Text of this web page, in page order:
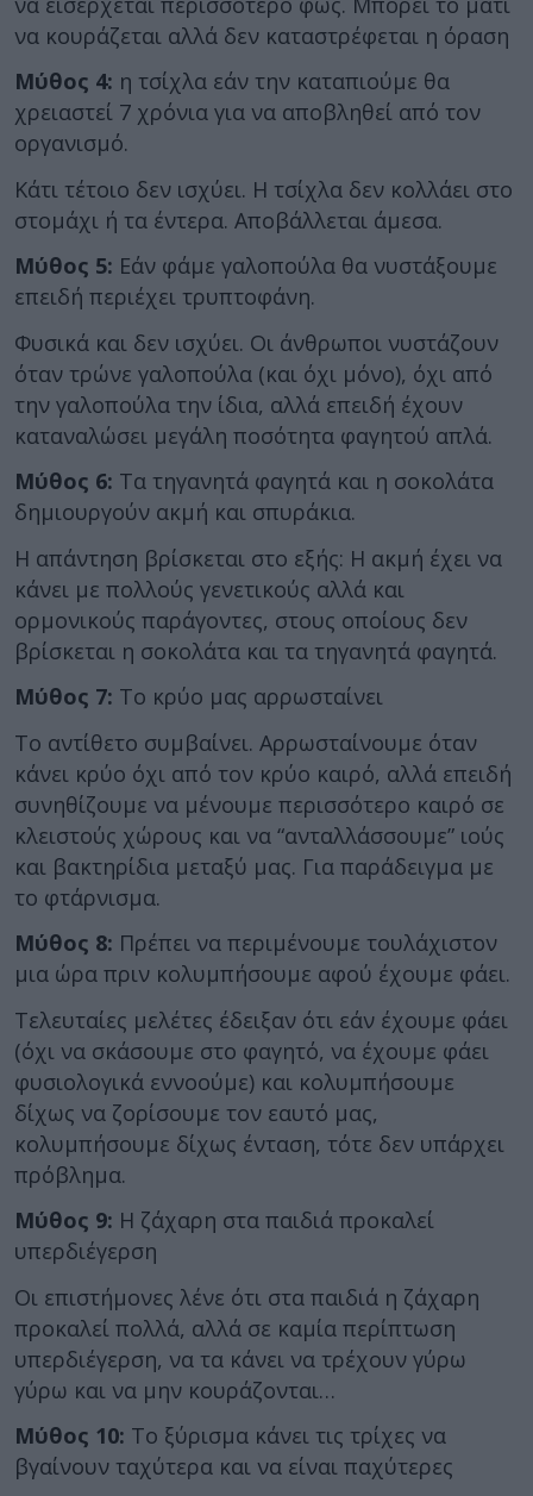
να κουράζεται αλλά δεν καταστρέφεται η όραση
Μύθος 4: η τσίχλα εάν την καταπιούμε θα
χρειαστεί 7 χρόνια για να αποβληθεί από τον
οργανισμό.
Κάτι τέτοιο δεν ισχύει. Η τσίχλα δεν κολλάει στο
στομάχι ή τα έντερα. Αποβάλλεται άμεσα.
Μύθος 5: Εάν φάμε γαλοπούλα θα νυστάξουμε
επειδή περιέχει τρυπτοφάνη.
Φυσικά και δεν ισχύει. Οι άνθρωποι νυστάζουν
όταν τρώνε γαλοπούλα (και όχι μόνο), όχι από
την γαλοπούλα την ίδια, αλλά επειδή έχουν
καταναλώσει μεγάλη ποσότητα φαγητού απλά.
Μύθος 6: Τα τηγανητά φαγητά και η σοκολάτα
δημιουργούν ακμή και σπυράκια.
Η απάντηση βρίσκεται στο εξής: Η ακμή έχει να
κάνει με πολλούς γενετικούς αλλά και
ορμονικούς παράγοντες, στους οποίους δεν
βρίσκεται η σοκολάτα και τα τηγανητά φαγητά.
Μύθος 7: Το κρύο μας αρρωσταίνει
Το αντίθετο συμβαίνει. Αρρωσταίνουμε όταν
κάνει κρύο όχι από τον κρύο καιρό, αλλά επειδή
συνηθίζουμε να μένουμε περισσότερο καιρό σε
κλειστούς χώρους και να “ανταλλάσσουμε” ιούς
και βακτηρίδια μεταξύ μας. Για παράδειγμα με
το φτάρνισμα.
Μύθος 8: Πρέπει να περιμένουμε τουλάχιστον
μια ώρα πριν κολυμπήσουμε αφού έχουμε φάει.
Τελευταίες μελέτες έδειξαν ότι εάν έχουμε φάει
(όχι να σκάσουμε στο φαγητό, να έχουμε φάει
φυσιολογικά εννοούμε) και κολυμπήσουμε
δίχως να ζορίσουμε τον εαυτό μας,
κολυμπήσουμε δίχως ένταση, τότε δεν υπάρχει
πρόβλημα.
Μύθος 9: Η ζάχαρη στα παιδιά προκαλεί
υπερδιέγερση
Οι επιστήμονες λένε ότι στα παιδιά η ζάχαρη
προκαλεί πολλά, αλλά σε καμία περίπτωση
υπερδιέγερση, να τα κάνει να τρέχουν γύρω
γύρω και να μην κουράζονται…
Μύθος 10: Το ξύρισμα κάνει τις τρίχες να
βγαίνουν ταχύτερα και να είναι παχύτερες